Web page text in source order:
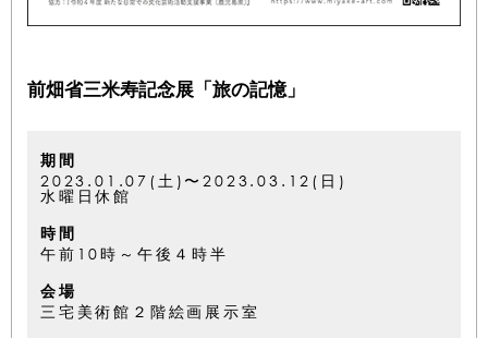
前畑省三米寿記念展「旅の記憶」
期間
2023.01.07(土)〜2023.03.12(日)
水曜日休館
時間
午前10時～午後４時半
会場
三宅美術館２階絵画展示室